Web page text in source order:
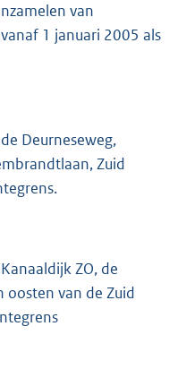
van
1 januari 2005 als
Deurneseweg,
Zuid
ZO, de
oosten van de Zuid